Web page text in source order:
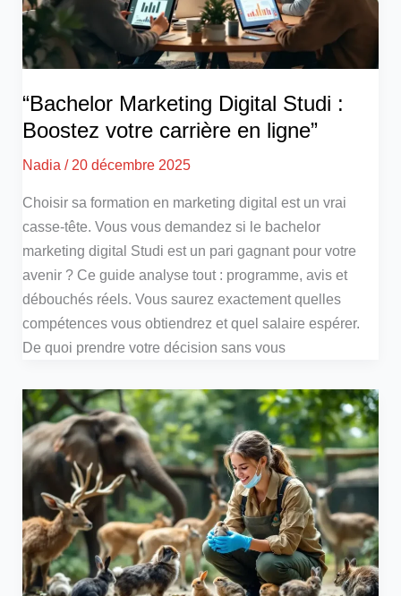
“Bachelor Marketing Digital Studi :
Boostez votre carrière en ligne”
Nadia/ 20 décembre 2025
Choisir sa formation en marketing digital est un vrai
casse-tête. Vous vous demandez si le bachelor
marketing digital Studi est un pari gagnant pour votre
avenir ? Ce guide analyse tout : programme, avis et
débouchés réels. Vous saurez exactement quelles
compétences vous obtiendrez et quel salaire espérer.
De quoi prendre votre décision sans vous